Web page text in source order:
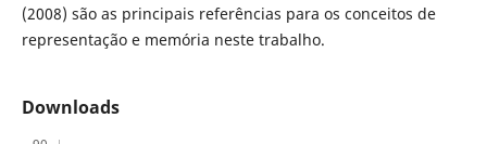
(2008) são as principais referências para os conceitos de
representação e memória neste trabalho.
Downloads